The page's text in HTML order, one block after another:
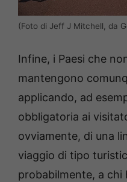
(Foto di Jeff J Mitchell, da
Infine, i Paesi che
mantengono
applicando, ad
obbligatoria ai
ovviamente, di una
viaggio di tipo
probabilmente, a chi